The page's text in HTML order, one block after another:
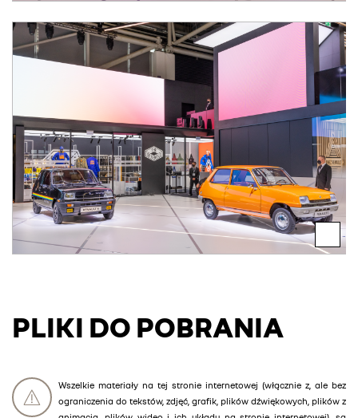
PLIKI DO POBRANIA
Wszelkie materiały na tej stronie internetowej (włącznie z, ale bez
ograniczenia do tekstów, zdjęć, grafik, plików dźwiękowych, plików z